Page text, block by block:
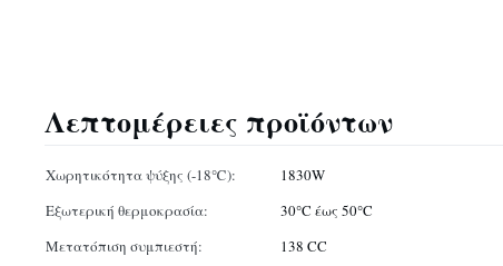
Λεπτομέρειες προϊόντων
Χωρητικότητα ψύξης (-18℃): 1830W
Εξωτερική θερμοκρασία:
30°C έως 50°C
Μετατόπιση συμπιεστή:
138 CC